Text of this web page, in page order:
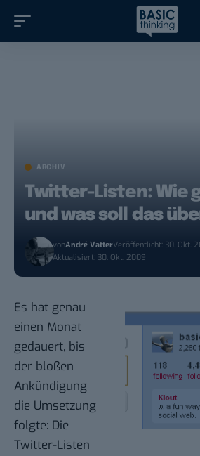
ARCHIV
Twitter-Listen: Wie
und was soll das
vonAndré VatterVeröffentlicht: 30. Okt.
Aktualisiert: 30. Okt. 2009
Es hat genau
einen Monat
gedauert, bis
der bloßen
Ankündigung
die Umsetzung
folgte: Die
Twitter-Listen